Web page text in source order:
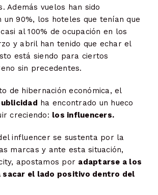
Además vuelos han sido
un 90%, los hoteles que tenían que
al 100% de ocupación en los
y abril han tenido que echar el
está siendo para ciertos
sin precedentes.
de hibernación económica, el
ha encontrado un hueco
creciendo: los influencers.
influencer se sustenta por la
marcas y ante esta situación,
apostamos por adaptarse a los
sacar el lado positivo dentro del